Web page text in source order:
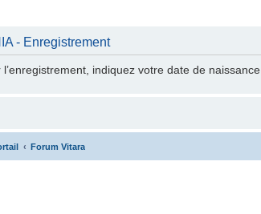
- Enregistrement
indiquez votre date de naissance.
Forum Vitara